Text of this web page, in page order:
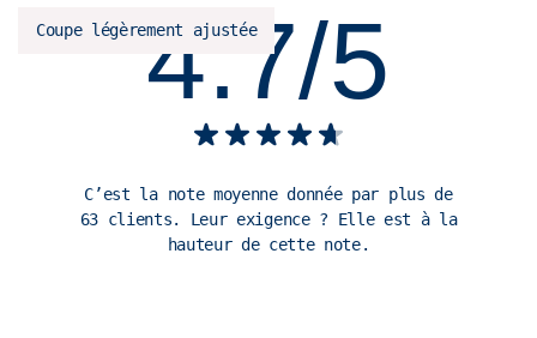
Coupe légèrement ajustée4.7/5
C’est la note moyenne donnée par plus de
63 clients. Leur exigence ? Elle est à la
hauteur de cette note.